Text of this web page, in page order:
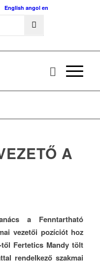
English angol en
A
a Fenntartható
vezetői pozíciót hoz
től Fertetics Mandy tölt
rendelkező szakmai